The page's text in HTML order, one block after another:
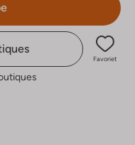
Favoriet